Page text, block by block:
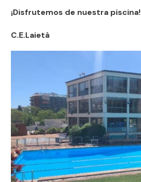
¡Disfrutemos de nuestra piscina!
C.E.Laietà